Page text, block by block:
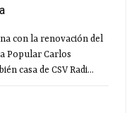
con la renovación del
Popular Carlos
casa de CSV Radi...